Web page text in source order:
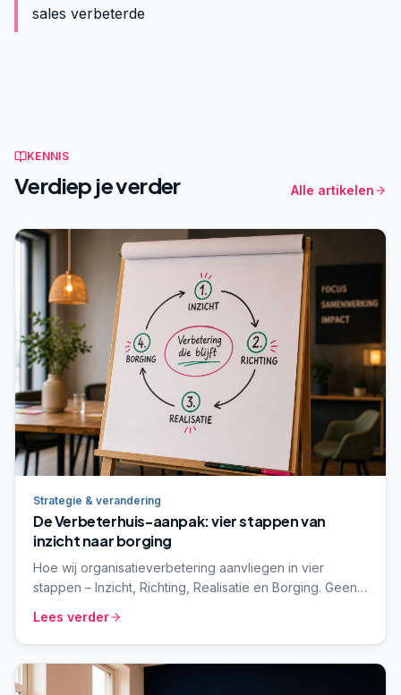
sales verbeterde
KENNIS
Verdiep je verder Alle artikelen
Strategie & verandering
De Verbeterhuis-aanpak: vier stappen van
inzicht naar borging
Hoe wij organisatieverbetering aanvliegen in vier
stappen – Inzicht, Richting, Realisatie en Borging. Geen
strategie verbindt met dagelijks werk.
Lees verder